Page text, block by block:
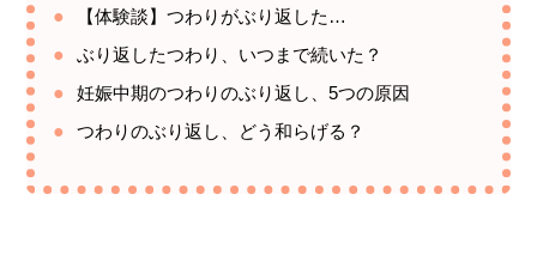
【体験談】つわりがぶり返した…
ぶり返したつわり、いつまで続いた？
妊娠中期のつわりのぶり返し、5つの原因
つわりのぶり返し、どう和らげる？